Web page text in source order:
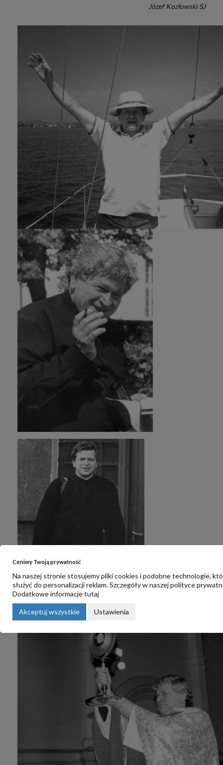
Józef Kozłowski SJ
Cenimy Twoją prywatność
Na naszej stronie stosujemy pliki cookies i podobne technologie,
służyć do personalizacji reklam. Szczegóły w naszejpolityce
Dodatkowe informacjetutaj
Akceptuj wszystkie Ustawienia